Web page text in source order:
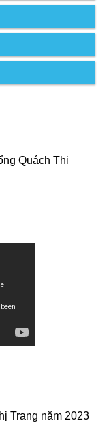
Quách Thị
Trang năm 2023